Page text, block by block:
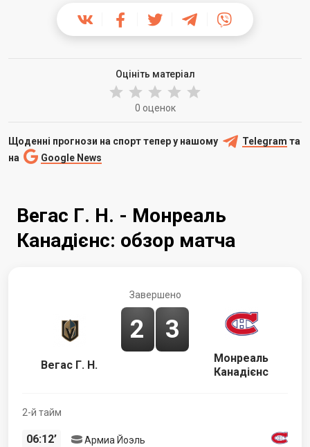
Оцініть матеріал
0 оценок
Щоденні прогнози на спорт тепер у нашому Telegram та
на
Google News
Вегас Г. Н. - Монреаль
Канадієнс: обзор матча
Вегас Г. Н.
Завершено
2 3
Монреаль
Канадієнс
2-й тайм
06:12’ Армиа Йоэль